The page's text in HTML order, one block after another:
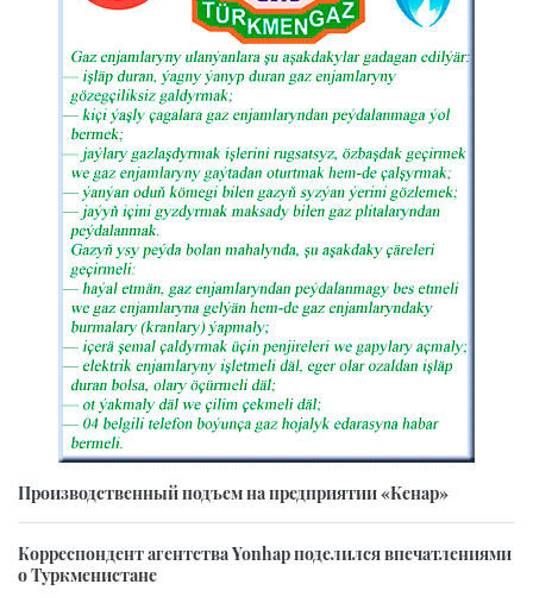
Производственный подъем на предприятии «Кенар»
Корреспондент агентства Yonhap поделился впечатлениями
о Туркменистане